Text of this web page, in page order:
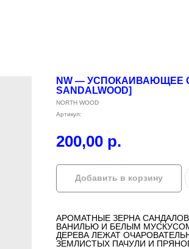
NW — УСПОКАИВАЮЩЕЕ
SANDALWOOD]
NORTH WOOD
Артикул:
200,00 р.
Добавить в корзину
АРОМАТНЫЕ ЗЕРНА
ВАНИЛЬЮ И БЕЛЫМ
ДЕРЕВА ЛЕЖАТ
ЗЕМЛИСТЫХ ПАЧУЛИ И